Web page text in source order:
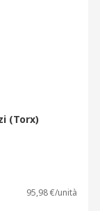
(Torx)
95,98 €/unità